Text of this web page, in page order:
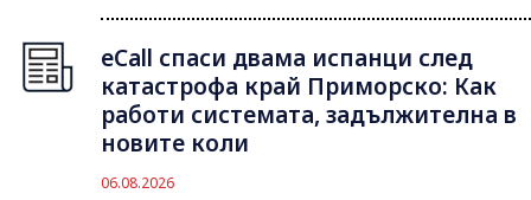
eCall спаси двама испанци след
катастрофа край Приморско: Как
работи системата, задължителна в
новите коли
06.08.2026